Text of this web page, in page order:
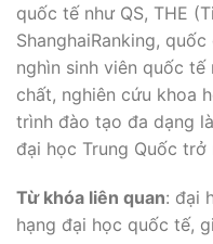
quốc tế như QS, THE
ShanghaiRanking,
nghìn sinh viên quốc
chất, nghiên cứu khoa
trình đào tạo đa dạng
đại học Trung Quốc trở
Từ khóa liên quan: đại
hạng đại học quốc tế,